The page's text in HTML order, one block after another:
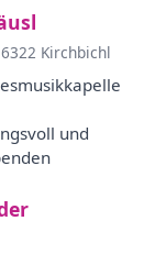
Kirchbichl
und